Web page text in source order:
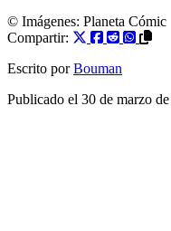
© Imágenes: Planeta Cómic
Compartir:
Escrito por Bouman
Publicado el 30 de marzo